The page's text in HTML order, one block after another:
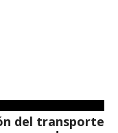
del transporte